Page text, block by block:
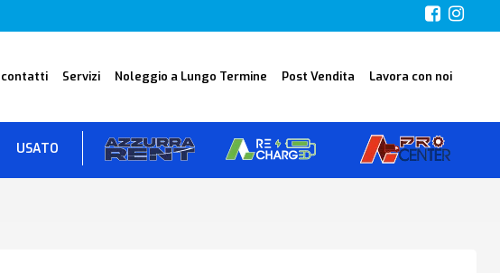
contatti Servizi Noleggio a Lungo Termine Post Vendita Lavora con noi
USATO